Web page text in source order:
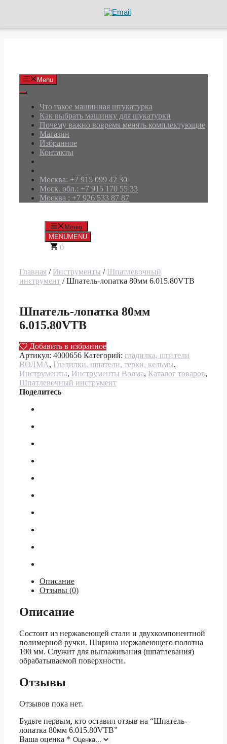
Menu
Что такое машинная штукатурка
Как выбрать машинку для шукатурки
Почему важно вовремя менять комплектующие
Магазин
Избранное
Контакты
Москва: +7 915 099 42 30
Моск. обл.: +7 915 170 55 33
Москва : +7 926 533 87 87
Меню
MENUMENU
0
Главная / Инструменты / Шпатлевочный
инструмент / Шпатель-лопатка 80мм 6.015.80VTB
Шпатель-лопатка 80мм
6.015.80VTB
Добавить в избранное
Артикул: 4000656 Категорий: гладилка, шпатели
ВОЛМА, Гладилки, шпатели, терки, кельмы,
Инструменты, Инструменты Волма, Каталог товаров,
Шпатлевочный инструмент
Поделитесь
Описание
Отзывы (0)
Описание
Состоит из нержавеющей стали и двухкомпонентной
полимерной ручки. Ширина нержавеющего полотна
100 мм. Служит для выглаживания (шпатлевания)
обрабатываемой поверхности.
Отзывы
Отзывов пока нет.
Будьте первым, кто оставил отзыв на “Шпатель-
лопатка 80мм 6.015.80VTB”
Ваша оценка *